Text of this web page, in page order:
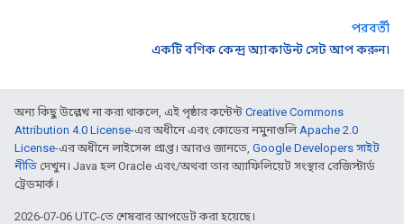
পরবর্তী
একটি বণিক কেন্দ্র অ্যাকাউন্ট সেট আপ করুন৷
অন্য কিছু উল্লেখ না করা থাকলে, এই পৃষ্ঠার কন্টেন্ট Creative Commons
Attribution 4.0 License-এর অধীনে এবং কোডের নমুনাগুলিApache 2.0
License-এর অধীনে লাইসেন্স প্রাপ্ত। আরও জানতে, Google Developers সাইট
নীতি দেখুন। Java হল Oracle এবং/অথবা তার অ্যাফিলিয়েট সংস্থার রেজিস্টার্ড
ট্রেডমার্ক।
2026-07-06 UTC-তে শেষবার আপডেট করা হয়েছে।